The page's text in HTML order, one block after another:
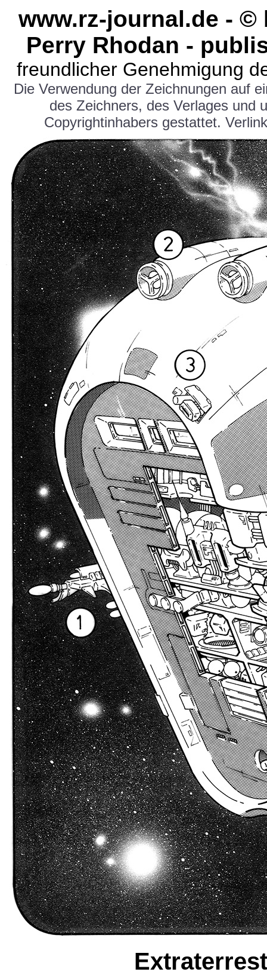
www.rz-journal.de -
Perry Rhodan -
freundlicher Genehmigung
Die Verwendung der Zeichnungen auf
des Zeichners, des Verlages und
Copyrightinhabers gestattet.